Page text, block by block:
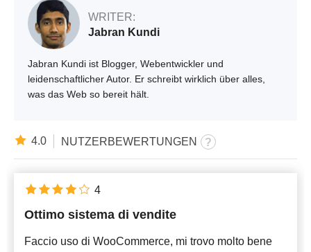
WRITER:
Jabran Kundi
Jabran Kundi ist Blogger, Webentwickler und
leidenschaftlicher Autor. Er schreibt wirklich über alles,
was das Web so bereit hält.
4.0 NUTZERBEWERTUNGEN
Ottimo sistema di vendite
Faccio uso di WooCommerce, mi trovo molto bene
4